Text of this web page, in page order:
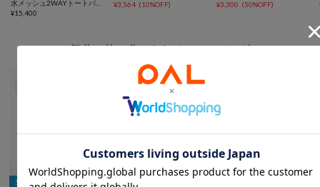
水メッシュ2WAYトートバッ
グ
¥15,400
ホルダー付き
¥3,564 (10%OFF) ¥3,300 (50%OFF)
気分で使い分けられる2WAYバッグ
5％OFFクーポン